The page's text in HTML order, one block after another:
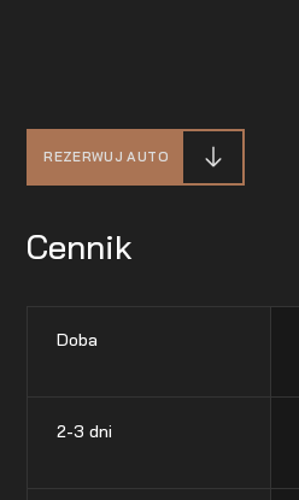
REZERWUJ AUTO
Cennik
Doba
2-3 dni